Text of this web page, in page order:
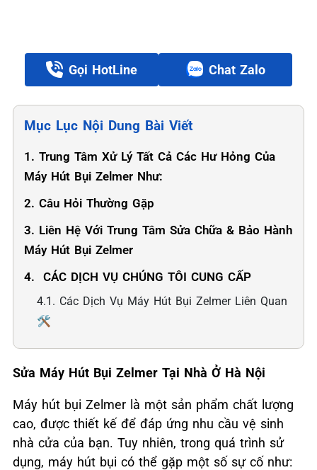
Gọi HotLine Chat Zalo
Mục Lục Nội Dung Bài Viết
1. Trung Tâm Xử Lý Tất Cả Các Hư Hỏng Của
Máy Hút Bụi Zelmer Như:
2. Câu Hỏi Thường Gặp
3. Liên Hệ Với Trung Tâm Sửa Chữa & Bảo Hành
Máy Hút Bụi Zelmer
4. ️ CÁC DỊCH VỤ CHÚNG TÔI CUNG CẤP
4.1. Các Dịch Vụ Máy Hút Bụi Zelmer Liên Quan
🛠️
Sửa Máy Hút Bụi Zelmer Tại Nhà Ở Hà Nội
Máy hút bụi Zelmer là một sản phẩm chất lượng
cao, được thiết kế để đáp ứng nhu cầu vệ sinh
nhà cửa của bạn. Tuy nhiên, trong quá trình sử
dụng, máy hút bụi có thể gặp một số sự cố như: